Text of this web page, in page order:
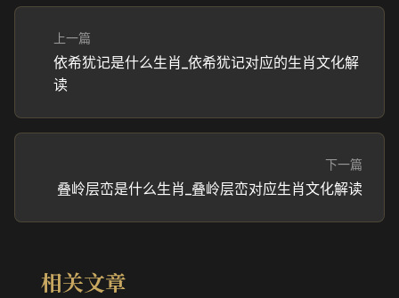
上一篇
依希犹记是什么生肖_依希犹记对应的生肖文化解
读
下一篇
叠岭层峦是什么生肖_叠岭层峦对应生肖文化解读
相关文章